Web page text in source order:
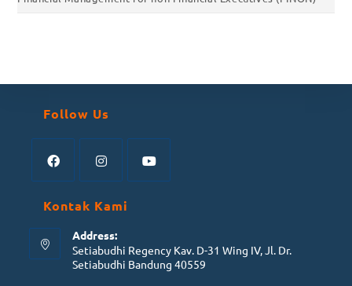
Follow Us
Kontak Kami
Address:
Setiabudhi Regency Kav. D-31 Wing IV, Jl. Dr.
Setiabudhi Bandung 40559